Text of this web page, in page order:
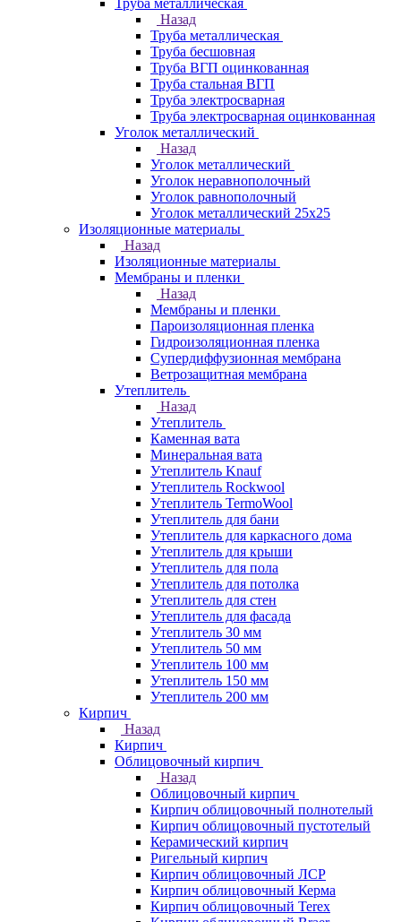
Труба металлическая
Назад
Труба металлическая
Труба бесшовная
Труба ВГП оцинкованная
Труба стальная ВГП
Труба электросварная
Труба электросварная оцинкованная
Уголок металлический
Назад
Уголок металлический
Уголок неравнополочный
Уголок равнополочный
Уголок металлический 25х25
Изоляционные материалы
Назад
Изоляционные материалы
Мембраны и пленки
Назад
Мембраны и пленки
Пароизоляционная пленка
Гидроизоляционная пленка
Супердиффузионная мембрана
Ветрозащитная мембрана
Утеплитель
Назад
Утеплитель
Каменная вата
Минеральная вата
Утеплитель Knauf
Утеплитель Rockwool
Утеплитель TermoWool
Утеплитель для бани
Утеплитель для каркасного дома
Утеплитель для крыши
Утеплитель для пола
Утеплитель для потолка
Утеплитель для стен
Утеплитель для фасада
Утеплитель 30 мм
Утеплитель 50 мм
Утеплитель 100 мм
Утеплитель 150 мм
Утеплитель 200 мм
Кирпич
Назад
Кирпич
Облицовочный кирпич
Назад
Облицовочный кирпич
Кирпич облицовочный полнотелый
Кирпич облицовочный пустотелый
Керамический кирпич
Ригельный кирпич
Кирпич облицовочный ЛСР
Кирпич облицовочный Керма
Кирпич облицовочный Terex